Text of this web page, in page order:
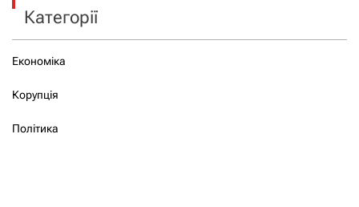
Категорії
Економіка
Корупція
Політика